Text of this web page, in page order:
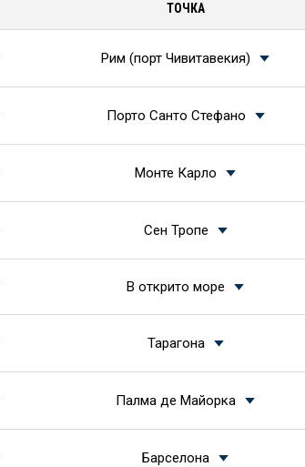
ТОЧКА
Рим (порт Чивитавекия)
Порто Санто Стефано
Монте Карло
Сен Тропе
В открито море
Тарагона
Палма де Майорка
Барселона